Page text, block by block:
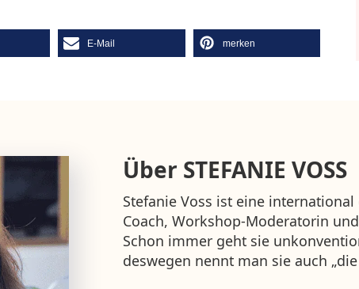
E-Mail merken
Über STEFANIE VOSS
Stefanie Voss ist eine
Coach, Workshop-Moderatorin
Schon immer geht sie
deswegen nennt man sie auch